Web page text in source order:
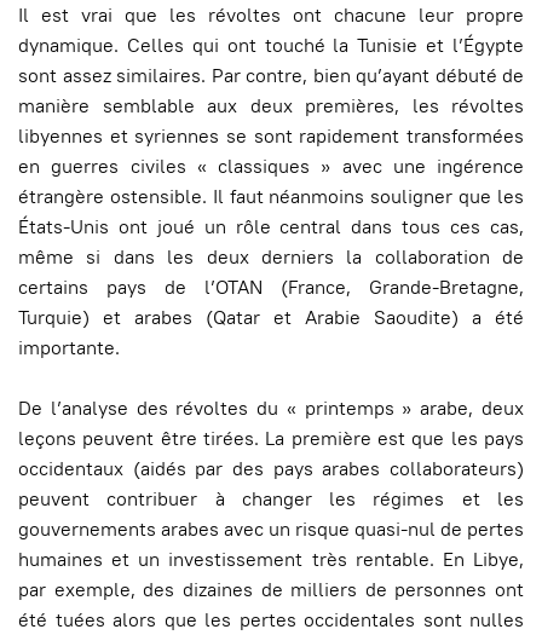
Il est vrai que les révoltes ont chacune leur propre
dynamique. Celles qui ont touché la Tunisie et l’Égypte
sont assez similaires. Par contre, bien qu’ayant débuté de
manière semblable aux deux premières, les révoltes
libyennes et syriennes se sont rapidement transformées
en guerres civiles « classiques » avec une ingérence
étrangère ostensible. Il faut néanmoins souligner que les
États-Unis ont joué un rôle central dans tous ces cas,
même si dans les deux derniers la collaboration de
certains pays de l’OTAN (France, Grande-Bretagne,
Turquie) et arabes (Qatar et Arabie Saoudite) a été
importante.
De l’analyse des révoltes du « printemps » arabe, deux
leçons peuvent être tirées. La première est que les pays
occidentaux (aidés par des pays arabes collaborateurs)
peuvent contribuer à changer les régimes et les
gouvernements arabes avec un risque quasi-nul de pertes
humaines et un investissement très rentable. En Libye,
par exemple, des dizaines de milliers de personnes ont
été tuées alors que les pertes occidentales sont nulles